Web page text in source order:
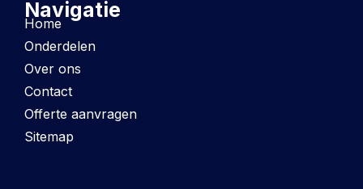
Navigatie
Home
Onderdelen
Over ons
Contact
Offerte aanvragen
Sitemap